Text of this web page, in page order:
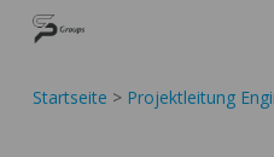
content
SP GROUPS
Startseite > Projektleitung
Cookie-Einstellungen